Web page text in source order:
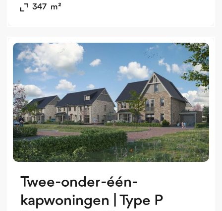
347 m²
Twee-onder-één-
kapwoningen | Type P